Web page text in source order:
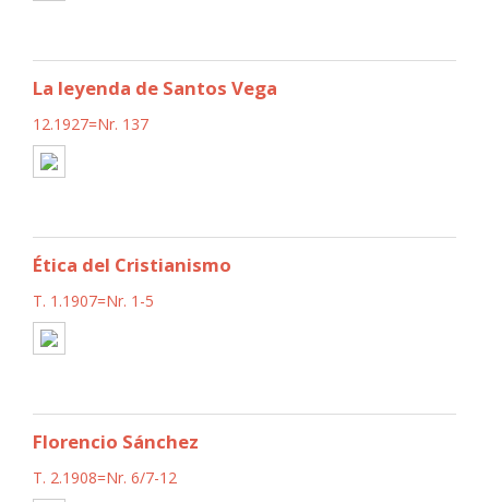
La leyenda de Santos Vega
12.1927=Nr. 137
Ética del Cristianismo
T. 1.1907=Nr. 1-5
Florencio Sánchez
T. 2.1908=Nr. 6/7-12